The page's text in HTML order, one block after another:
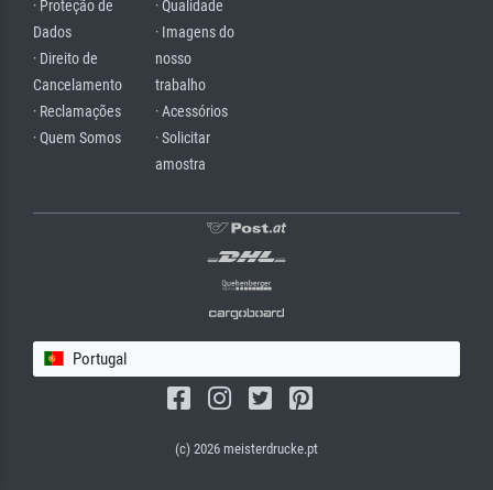
· Proteção de
Dados
· Direito de
Cancelamento
· Reclamações
· Quem Somos
· Qualidade
· Imagens do
nosso
trabalho
· Acessórios
· Solicitar
amostra
Portugal
(c) 2026 meisterdrucke.pt